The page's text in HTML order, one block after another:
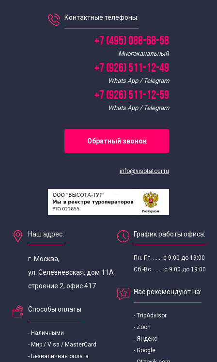
Контактные телефоны:
+7 (495) 088-68-58
Многоканальный
+7 (926) 511-12-49
Whats App / Telegram
+7 (926) 511-12-59
Whats App / Telegram
Обратный звонок
info@visotatour.ru
Наш адрес:
г. Москва,
ул. Селезневская, дом 11А
строение 2, офис 417
Способы оплаты
- Наличными
- Мир / Visa / MasterCard
- Безналичная оплата
График работы офиса:
Пн.-Пт. ...... с 9:00 до 19:00
Сб.-Вс. ...... с 9:00 до 19:00
Нас рекомендуют на:
- TripAdvisor
- Zoon
- Яндекс
- Google